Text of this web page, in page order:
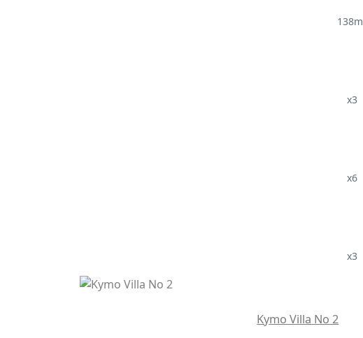
138m
x3
x6
x3
Kymo Villa No 2